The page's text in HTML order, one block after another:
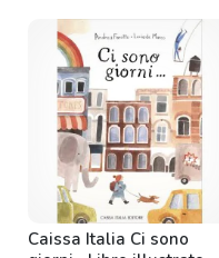
Caissa Italia Ci sono